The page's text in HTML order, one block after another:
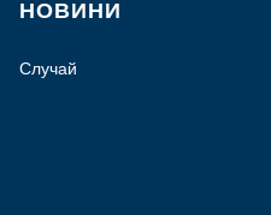
НОВИНИ
Случай